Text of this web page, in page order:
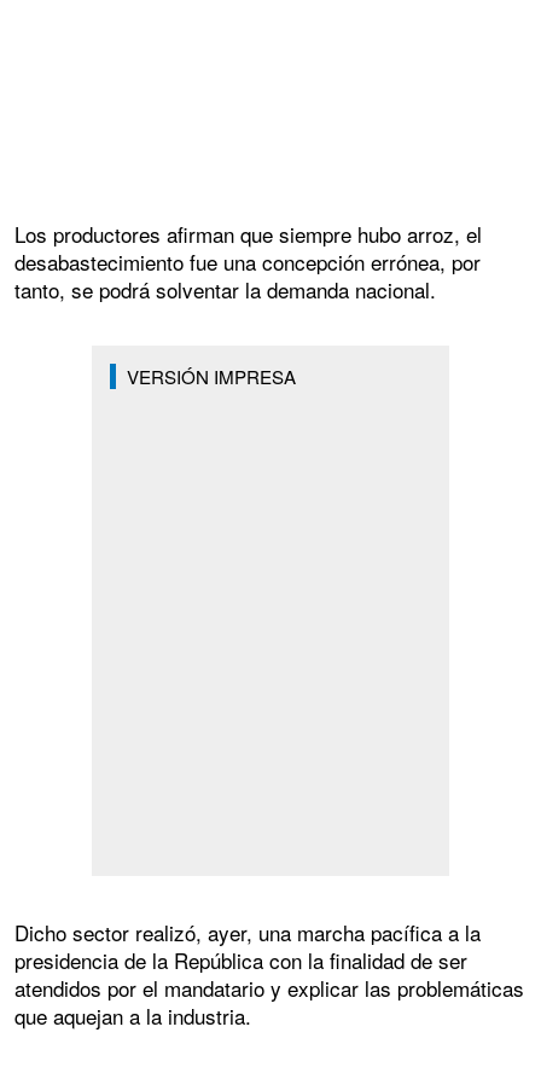
Los productores afirman que siempre hubo arroz, el
desabastecimiento fue una concepción errónea, por
tanto, se podrá solventar la demanda nacional.
VERSIÓN IMPRESA
Dicho sector realizó, ayer, una marcha pacífica a la
presidencia de la República con la finalidad de ser
atendidos por el mandatario y explicar las problemáticas
que aquejan a la industria.